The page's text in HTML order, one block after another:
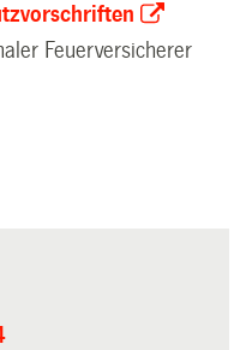
Feuerversicherer